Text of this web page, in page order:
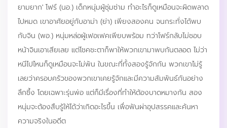
ยามยาก' โฟร์ (นอ.) เด็กหนุ่มผู้ซุ่มซ่าม ทำอะไรก็ดูเหมือนจะผิดพลาด
ไปหมด เขาอาศัยอยู่กับอาม่า (ย่า) เพียงสองคน จนกระทั่งได้พบ
กับจิน (พอ.) หนุ่มหล่อผู้เฟอเฟคเพียบพร้อม ทว่าโฟร์กลับไม่ชอบ
หน้าจินเอาเสียเลย แต่โชคชะตาก็พาให้พวกเขามาพบกันตลอด ไม่ว่า
หนีไปไหนก็ดูเหมือนจะไม่พ้น ในขณะที่ทั้งสองรู้จักกัน พวกเขาไม่รู้
เลยว่าครอบครัวของพวกเขาเคยรู้จักและมีความสัมพันธ์กันอย่าง
ลึกซึ้ง โดยเฉพาะรุ่นพ่อ แต่ก็มีเรื่องที่ทำให้ต้องบาดหมางกัน สอง
หนุ่มจะต้องสืบรู้ให้ได้ว่าเกิดอะไรขึ้น เพื่อฟันผ่าอุปสรรคและค้นหา
ความจริงในอดีต